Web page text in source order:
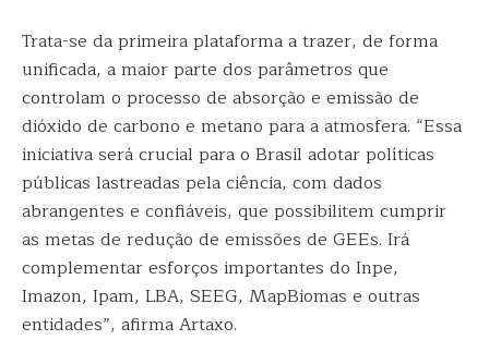
Trata-se da primeira plataforma a trazer, de forma
unificada, a maior parte dos parâmetros que
controlam o processo de absorção e emissão de
dióxido de carbono e metano para a atmosfera. “Essa
iniciativa será crucial para o Brasil adotar políticas
públicas lastreadas pela ciência, com dados
abrangentes e confiáveis, que possibilitem cumprir
as metas de redução de emissões de GEEs. Irá
complementar esforços importantes do Inpe,
Imazon, Ipam, LBA, SEEG, MapBiomas e outras
entidades”, afirma Artaxo.